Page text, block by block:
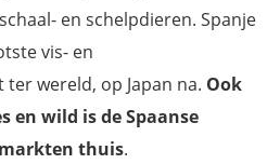
en schelpdieren. Spanje
vis- en
wereld, op Japan na. Ook
en wild is de Spaanse
thuis.